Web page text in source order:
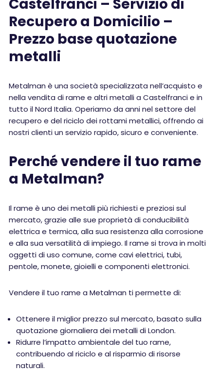
Castelfranci – Servizio di
Recupero a Domicilio –
Prezzo base quotazione
metalli
Metalman è una società specializzata nell’acquisto e
nella vendita di rame e altri metalli a Castelfranci e in
tutto il Nord Italia. Operiamo da anni nel settore del
recupero e del riciclo dei rottami metallici, offrendo ai
nostri clienti un servizio rapido, sicuro e conveniente.
Perché vendere il tuo rame
a Metalman?
Il rame è uno dei metalli più richiesti e preziosi sul
mercato, grazie alle sue proprietà di conducibilità
elettrica e termica, alla sua resistenza alla corrosione
e alla sua versatilità di impiego. Il rame si trova in molti
oggetti di uso comune, come cavi elettrici, tubi,
pentole, monete, gioielli e componenti elettronici.
Vendere il tuo rame a Metalman ti permette di:
Ottenere il miglior prezzo sul mercato, basato sulla
quotazione giornaliera dei metalli di London.
Ridurre l’impatto ambientale del tuo rame,
contribuendo al riciclo e al risparmio di risorse
naturali.